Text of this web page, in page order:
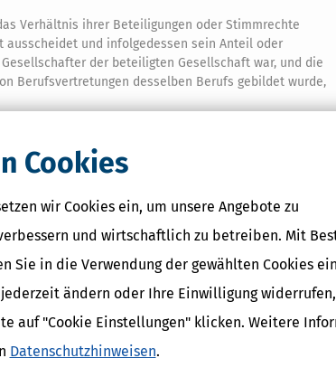
Cookies
wir Cookies ein, um unsere Angebote zu
und wirtschaftlich zu betreiben. Mit
Sie in die Verwendung der gewählten Cookies
jederzeit ändern oder Ihre Einwilligung
auf "Cookie Einstellungen" klicken. Weitere
Datenschutzhinweisen.
Verhältnis ihrer Beteiligungen oder Stimmrechte
und infolgedessen sein Anteil oder
der beteiligten Gesellschaft war, und die
Berufsvertretungen desselben Berufs gebildet wurde,
Verhältnis ihrer Beteiligungen oder Stimmrechte in den
Verhältnis ihrer Beteiligungen oder Stimmrechte ändert
ist.